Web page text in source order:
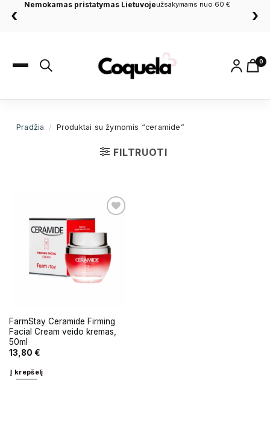
‹
Nemokamas pristatymas Lietuvojeužsakymams nuo 60 €
›
0
Pradžia / Produktai su žymomis “ceramide”
FILTRUOTI
FarmStay Ceramide Firming
Facial Cream veido kremas,
50ml
13,80 €
Į krepšelį